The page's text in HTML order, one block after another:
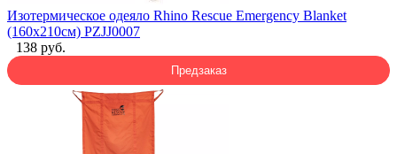
Изотермическое одеяло Rhino Rescue Emergency Blanket
(160x210см) PZJJ0007
138 руб.
Предзаказ